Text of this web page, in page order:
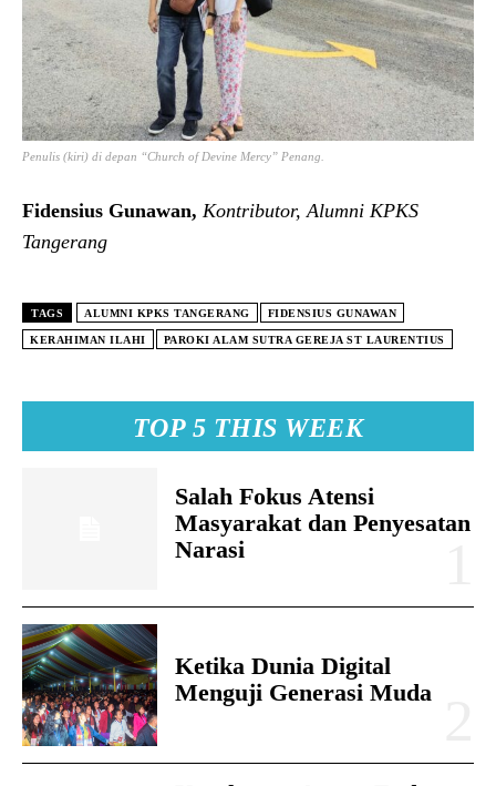
TOP 5 THIS WEEK
Salah Fokus Atensi
Masyarakat dan Penyesatan
Narasi
Ketika Dunia Digital
Menguji Generasi Muda
Penulis (kiri) di depan “Church of Devine Mercy” Penang.
Fidensius Gunawan, Kontributor, Alumni KPKS
Tangerang
TAGS ALUMNI KPKS TANGERANG FIDENSIUS GUNAWAN
KERAHIMAN ILAHI PAROKI ALAM SUTRA GEREJA ST LAURENTIUS